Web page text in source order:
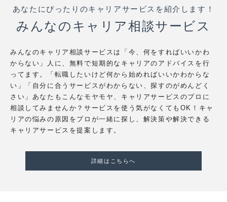
あなたにぴったりのキャリアサービスを紹介します！
みんなのキャリア相談サービス
みんなのキャリア相談サービスは「今、何をすればいいかわ
からない」人に、無料で短期的なキャリアのアドバイスを行
ってます。「転職したいけど何から始めればいいかわからな
い」「自分に合うサービスがわからない、探すのがめんどく
さい」あなたもこんなモヤモヤ、キャリアサービスのプロに
相談してみませんか？サービスを使う気がなくてもOK！キャ
リアの悩みの原因をプロが一緒に探し、解決策や解決できる
キャリアサービスを提案します。
詳細はこちらへ